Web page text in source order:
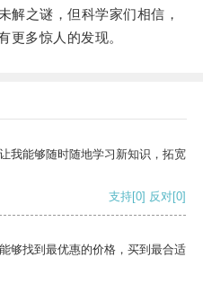
之谜，但科学家们相信，
更多惊人的发现。
我能够随时随地学习新知识，拓宽
支持[0] 反对[0]
够找到最优惠的价格，买到最合适